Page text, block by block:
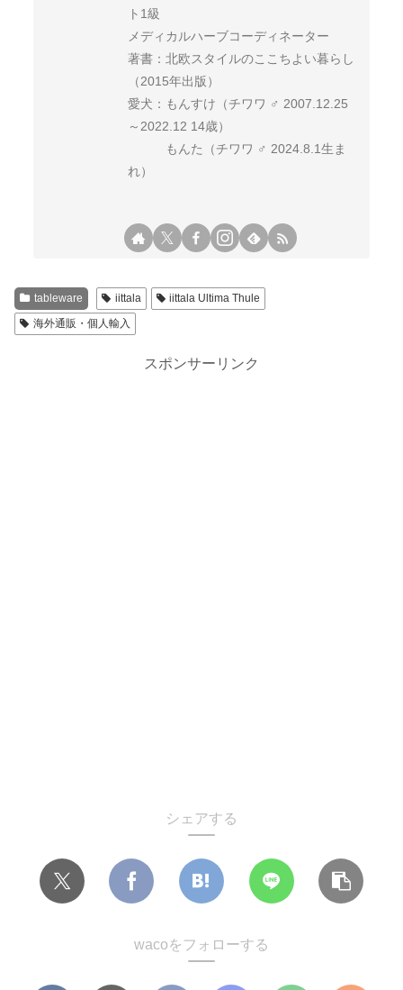
ト1級
メディカルハーブコーディネーター
著書：北欧スタイルのここちよい暮らし
（2015年出版）
愛犬：もんすけ（チワワ ♂ 2007.12.25
～2022.12 14歳）
もんた（チワワ ♂ 2024.8.1生ま
れ）
tableware iittala
iittala Ultima Thule
海外通販・個人輸入
スポンサーリンク
シェアする
wacoをフォローする